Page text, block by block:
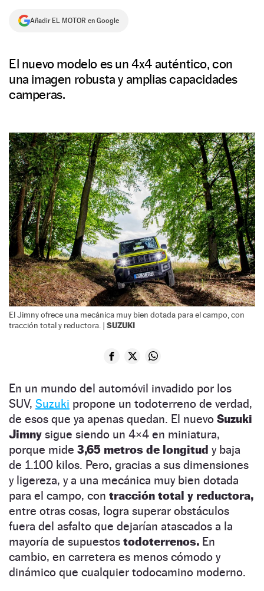
NEWSLETTER
Añadir EL MOTOR en Google
El nuevo modelo es un 4x4 auténtico, con
una imagen robusta y amplias capacidades
camperas.
El Jimny ofrece una mecánica muy bien dotada para el campo, con
tracción total y reductora. | SUZUKI
En un mundo del automóvil invadido por los
SUV, Suzuki propone un todoterreno de verdad,
de esos que ya apenas quedan. El nuevo Suzuki
Jimny sigue siendo un 4×4 en miniatura,
porque mide 3,65 metros de longitud y baja
de 1.100 kilos. Pero, gracias a sus dimensiones
y ligereza, y a una mecánica muy bien dotada
para el campo, con tracción total y reductora,
entre otras cosas, logra superar obstáculos
fuera del asfalto que dejarían atascados a la
mayoría de supuestos todoterrenos. En
cambio, en carretera es menos cómodo y
dinámico que cualquier todocamino moderno.